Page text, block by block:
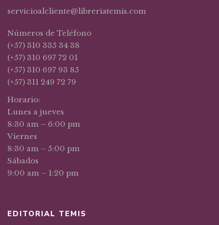
servicioalcliente@libreriatemis.com
Números de Teléfono
(+57) 310 335 34 38
(+57) 310 697 72 01
(+57) 310 697 93 85
(+57) 311 249 72 79
Horario:
Lunes a jueves
8:30 am – 6:00 pm
Viernes
8:30 am – 5:00 pm
Sábados
9:00 am – 1:20 pm
EDITORIAL TEMIS